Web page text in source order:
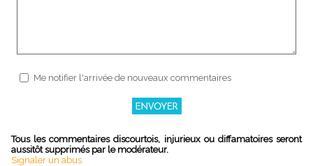
Me notifier l'arrivée de nouveaux commentaires
Tous les commentaires discourtois, injurieux ou diffamatoires seront
aussitôt supprimés par le modérateur.
Signaler un abus